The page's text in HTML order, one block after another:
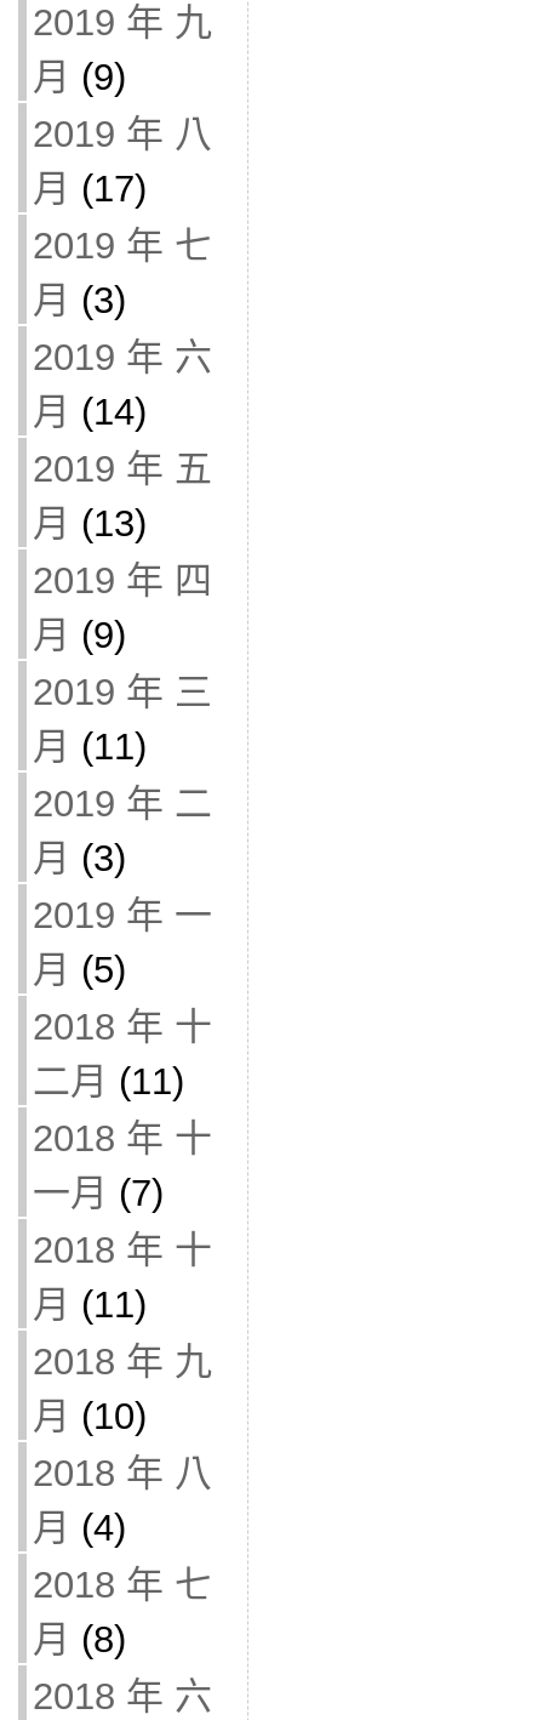
2019 年 九
月 (9)
2019 年 八
月 (17)
2019 年 七
月 (3)
2019 年 六
月 (14)
2019 年 五
月 (13)
2019 年 四
月 (9)
2019 年 三
月 (11)
2019 年 二
月 (3)
2019 年 一
月 (5)
2018 年 十
二月 (11)
2018 年 十
一月 (7)
2018 年 十
月 (11)
2018 年 九
月 (10)
2018 年 八
月 (4)
2018 年 七
月 (8)
2018 年 六